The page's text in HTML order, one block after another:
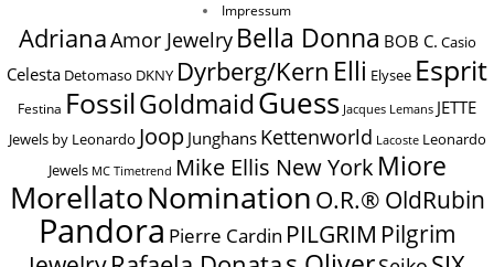
Impressum
AdrianaAmor Jewelry Bella Donna BOB C. Casio
Celesta Detomaso DKNY Dyrberg/Kern Elli Elysee Esprit
Festina FossilGoldmaidGuess Jacques Lemans JETTE
Jewels by Leonardo Joop Junghans Kettenworld Lacoste Leonardo
Jewels MC Timetrend Mike Ellis New York Miore
MorellatoNomination O.R.® OldRubin
Pandora Pierre Cardin PILGRIM Pilgrim